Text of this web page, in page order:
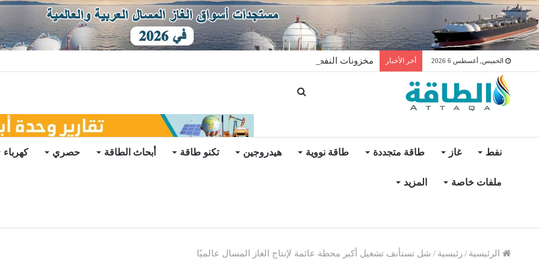
الخميس, أغسطس 6 2026 أخر الأخبار مخزونات النفط الأميركية ترتفع 2.5 مليون برميل عكس التوقعات
نفط غاز طاقة متجددة طاقة نووية هيدروجين تكنو طاقة أبحاث الطاقة حصري كهرباء
ملفات خاصة المزيد
الرئيسية /رئيسية / شل تستأنف تشغيل أكبر محطة عائمة لإنتاج الغاز المسال عالميًا